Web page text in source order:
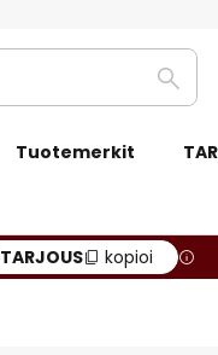
Etsi
Tuotemerkit
TARJOUS kopioi